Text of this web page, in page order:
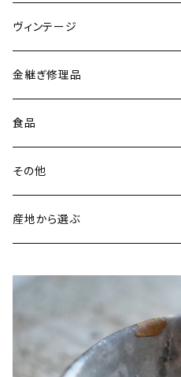
唐木田窯（松代焼／長野）
古谷製陶所（信楽焼／滋賀）
山内卓夫（信楽焼／滋賀）
常陸窯いそべ陶苑（笠間焼／茨城）
リング
イヤリング・ピアス
ヘアアクセサリー
スカーフリング
ストラップ
ヴィンテージ
金継ぎ修理品
食品
魚介類
鯛
野菜
麺類
その他
書籍・雑誌
蜜蝋ワックス
アロマストーン
産地から選ぶ
青森県